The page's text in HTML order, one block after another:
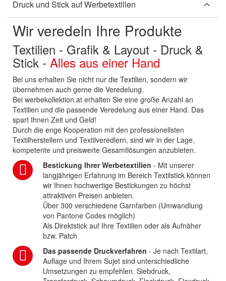
Druck und Stick auf Werbetextilien
Wir veredeln Ihre Produkte
Textilien - Grafik & Layout - Druck &
Stick - Alles aus einer Hand
Bei uns erhalten Sie nicht nur die Textilien, sondern wir
übernehmen auch gerne die Veredelung.
Bei werbekollektion.at erhalten Sie eine große Anzahl an
Textilien und die passende Veredelung aus einer Hand. Das
spart Ihnen Zeit und Geld!
Durch die enge Kooperation mit den professionellsten
Textilherstellern und Textilveredlern, sind wir in der Lage,
kompetente und preiswerte Gesamtlösungen anzubieten.
Bestickung Ihrer Werbetextilien - Mit unserer
langjährigen Erfahrung im Bereich Textilstick können
wir Ihnen hochwertige Bestickungen zu höchst
attraktiven Preisen anbieten.
Über 300 verschiedene Garnfarben (Umwandlung
von Pantone Codes möglich)
Als Direktstick auf Ihre Textilien oder als Aufnäher
bzw. Patch
Das passende Druckverfahren - Je nach Textilart,
Auflage und Ihrem Sujet sind unterschiedliche
Umsetzungen zu empfehlen. Siebdruck,